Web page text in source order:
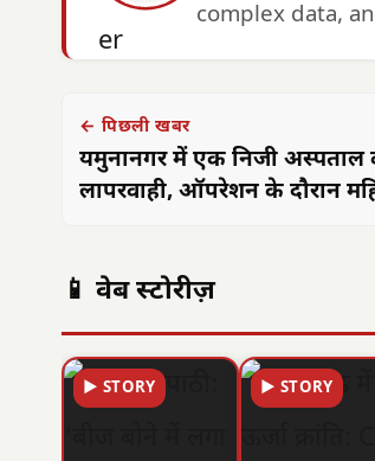
complex data,
← पिछली खबर
यमुनानगर में एक निजी अस्पताल
लापरवाही, ऑपरेशन के दौरान
📱 वेब स्टोरीज़
▶ STORY ▶ STORY